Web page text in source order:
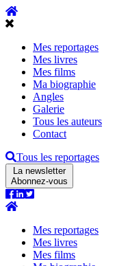
Mes reportages
Mes livres
Mes films
Ma biographie
Angles
Galerie
Tous les auteurs
Contact
Tous les reportages
La newsletter
Abonnez-vous
Mes reportages
Mes livres
Mes films